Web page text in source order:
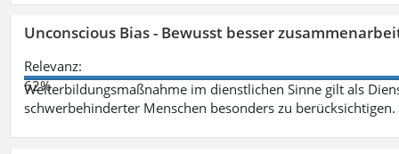
Unconscious Bias - Bewusst besser
Relevanz:
62%
Weiterbildungsmaßnahme im dienstlichen Sinne gilt als
schwerbehinderter Menschen besonders zu berücksichtigen.